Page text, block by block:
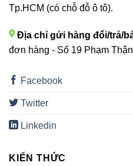
Tp.HCM (có chỗ đỗ ô tô).
Địa chỉ gửi hàng đổi/trả/
đơn hàng - Số 19 Phạm
Facebook
Twitter
Linkedin
KIẾN THỨC